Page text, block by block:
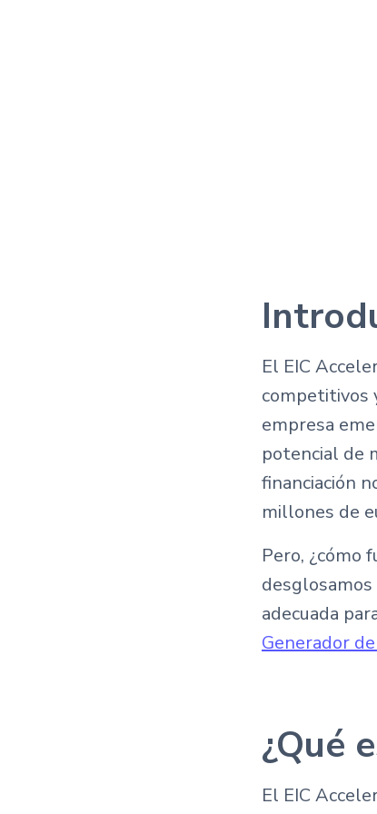
El EIC
competitivos
empresa
potencial de
financiación
millones de
Pero, ¿cómo
adecuada
Generador
¿Qué
El EIC